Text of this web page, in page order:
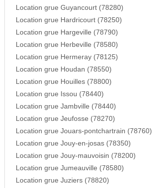
Location grue Guyancourt (78280)
Location grue Hardricourt (78250)
Location grue Hargeville (78790)
Location grue Herbeville (78580)
Location grue Hermeray (78125)
Location grue Houdan (78550)
Location grue Houilles (78800)
Location grue Issou (78440)
Location grue Jambville (78440)
Location grue Jeufosse (78270)
Location grue Jouars-pontchartrain (78760)
Location grue Jouy-en-josas (78350)
Location grue Jouy-mauvoisin (78200)
Location grue Jumeauville (78580)
Location grue Juziers (78820)